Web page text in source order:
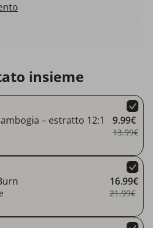
insieme
– estratto 12:1 9.99€
13.99€
16.99€
21.99€